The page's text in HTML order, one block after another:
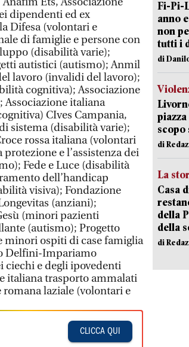
dipendenti ed ex
Difesa (volontari e
di famiglie e persone con
(disabilità varie);
autistici (autismo); Anmil
lavoro (invalidi del lavoro);
cognitiva); Associazione
italiana
CIves Campania,
sistema (disabilità varie);
rossa italiana (volontari
e l’assistenza dei
Fede e Luce (disabilità
dell’handicap
visiva); Fondazione
(anziani);
(minori pazienti
(autismo); Progetto
minori ospiti di case famiglia
Delfini-Impariamo
ciechi e degli ipovedenti
italiana trasporto ammalati
laziale (volontari e
CLICCA QUI
Fi-Pi-
anno
non
tutti i
di
scopo
di
La
Casa
della
della
di